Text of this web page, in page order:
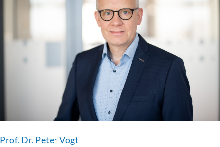
Prof. Dr. Peter Vogt